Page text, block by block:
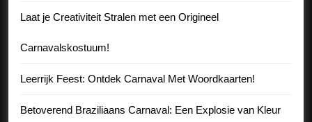
Laat je Creativiteit Stralen met een Origineel
Carnavalskostuum!
Leerrijk Feest: Ontdek Carnaval Met Woordkaarten!
Betoverend Braziliaans Carnaval: Een Explosie van Kleur